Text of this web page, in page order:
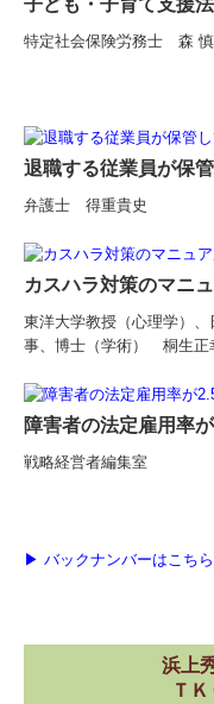
子ども・子育て支援
特定社会保険労務士 森
退職する従業員が保
弁護士 得重貴史
カスハラ対策のマニ
東洋大学教授（心理学）
事、博士（学術） 桐生正
障害者の法定雇用率
戦略経営者編集室
▶ バックナンバーはこちら
浜上
Ｔ